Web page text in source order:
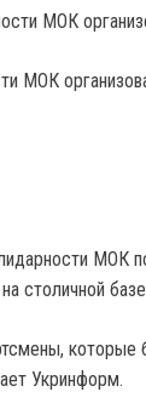
МОК
МОК
столичной
Укринформ.